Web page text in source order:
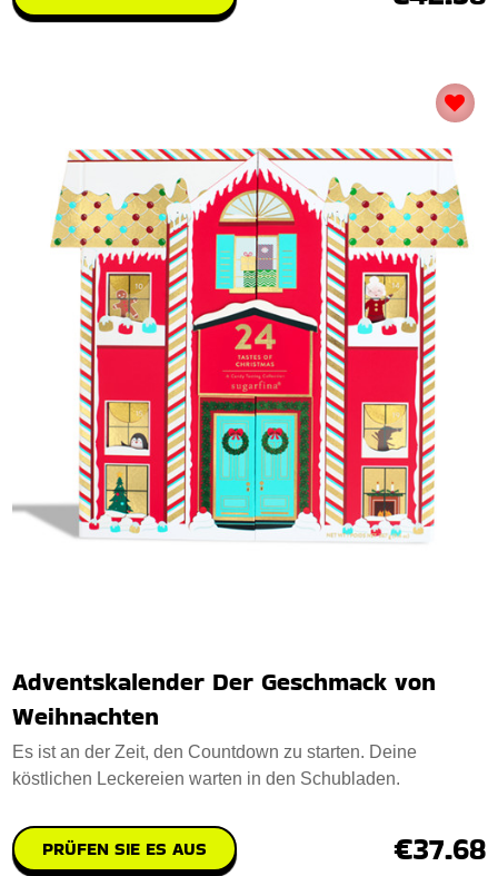
Adventskalender Der Geschmack von
Weihnachten
Es ist an der Zeit, den Countdown zu starten. Deine
köstlichen Leckereien warten in den Schubladen.
PRÜFEN SIE ES AUS €37.68